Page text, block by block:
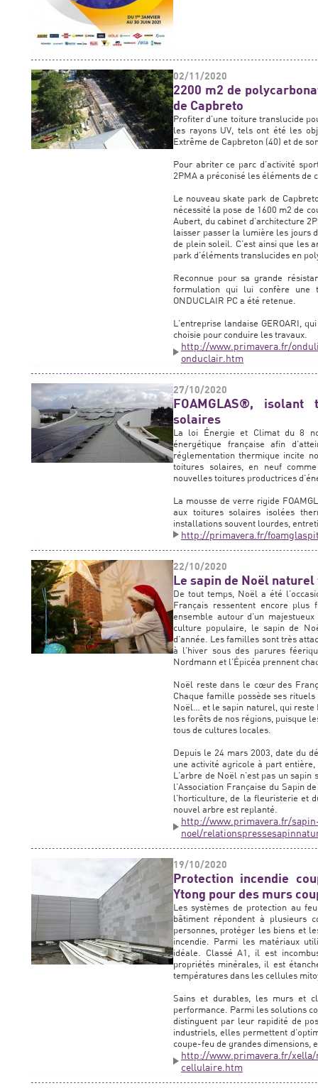
02/11/2020
2200 m2 de
de Capbreto
Profiter d’une toiture translucide
les rayons UV, tels ont été les
Extrême de Capbreton (40) et de
Pour abriter ce parc d’activité
2PMA a préconisé les éléments de
Le nouveau skate park de
nécessité la pose de 1600 m2 de
Aubert, du cabinet d’architecture
laisser passer la lumière les jours
de plein soleil. C’est ainsi que les
park d’éléments translucides en
Reconnue pour sa grande
formulation qui lui confère une
ONDUCLAIR PC a été retenue.
L’entreprise landaise GEROARI,
choisie pour conduire les travaux.
http://www.primavera.fr/
onduclair.htm
27/10/2020
FOAMGLAS®,
solaires
La loi Énergie et Climat du 8
énergétique française afin
réglementation thermique incite
toitures solaires, en neuf
nouvelles toitures productrices
La mousse de verre rigide
aux toitures solaires isolées
installations souvent lourdes,
http://primavera.fr/
22/10/2020
Le sapin de Noël
De tout temps, Noël a été
Français ressentent encore
ensemble autour d’un
culture populaire, le sapin de
d’année. Les familles sont très
à l’hiver sous des parures
Nordmann et l’Épicéa prennent
Noël reste dans le cœur des
Chaque famille possède ses
Noël… et le sapin naturel, qui reste
les forêts de nos régions, puisque
tous de cultures locales.
Depuis le 24 mars 2003, date du
une activité agricole à part
L’arbre de Noël n’est pas un
l’Association Française du Sapin
l’horticulture, de la fleuristerie et
nouvel arbre est replanté.
http://www.primavera.fr/
noel/
19/10/2020
Protection incendie
Ytong pour des murs
Les systèmes de protection au
bâtiment répondent à plusieurs
personnes, protéger les biens et
incendie. Parmi les matériaux
idéale. Classé A1, il est
propriétés minérales, il est
températures dans les cellules
Sains et durables, les murs et
performance. Parmi les solutions
distinguent par leur rapidité de
industriels, elles permettent
coupe-feu de grandes dimensions,
http://www.primavera.fr/
cellulaire.htm